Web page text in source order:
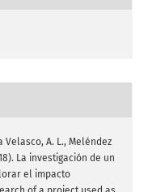
Velasco, A. L., Meléndez
La investigación de un
el impacto